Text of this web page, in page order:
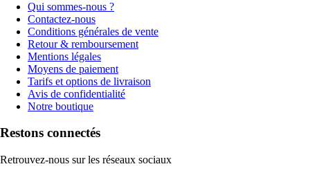
Qui sommes-nous ?
Contactez-nous
Conditions générales de vente
Retour & remboursement
Mentions légales
Moyens de paiement
Tarifs et options de livraison
Avis de confidentialité
Notre boutique
Restons connectés
Retrouvez-nous sur les réseaux sociaux